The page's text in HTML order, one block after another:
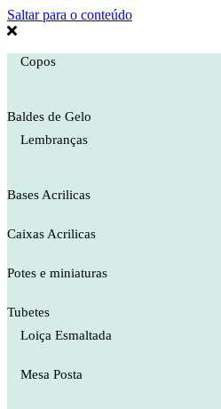
Saltar para o conteúdo
Copos
Baldes de Gelo
Lembranças
Bases Acrilicas
Caixas Acrilicas
Potes e miniaturas
Tubetes
Loiça Esmaltada
Mesa Posta